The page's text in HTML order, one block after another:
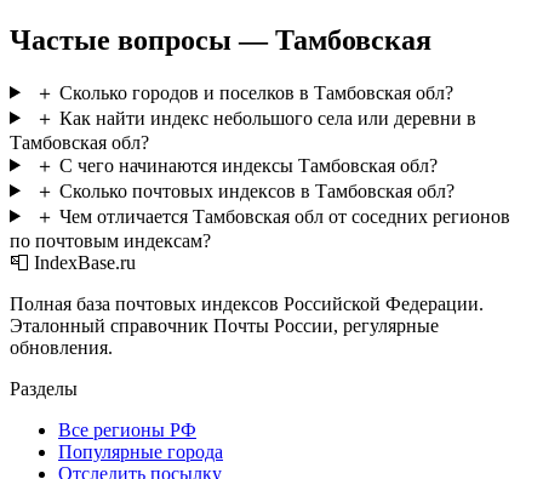
Частые вопросы — Тамбовская
＋ Сколько городов и поселков в Тамбовская обл?
＋ Как найти индекс небольшого села или деревни в
Тамбовская обл?
＋ С чего начинаются индексы Тамбовская обл?
＋ Сколько почтовых индексов в Тамбовская обл?
＋ Чем отличается Тамбовская обл от соседних регионов
по почтовым индексам?
📮 IndexBase.ru
Полная база почтовых индексов Российской Федерации.
Эталонный справочник Почты России, регулярные
обновления.
Разделы
Все регионы РФ
Популярные города
Отследить посылку